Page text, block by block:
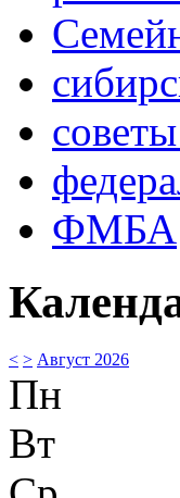
ФМБА
< > Август 2026
Пн
Вт